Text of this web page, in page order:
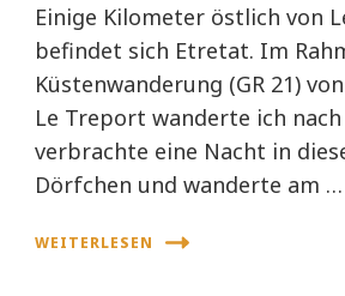
Einige Kilometer östlich von
befindet sich Etretat. Im
Küstenwanderung (GR 21)
Le Treport wanderte ich
verbrachte eine Nacht in
Dörfchen und wanderte am …
WEITERLESEN